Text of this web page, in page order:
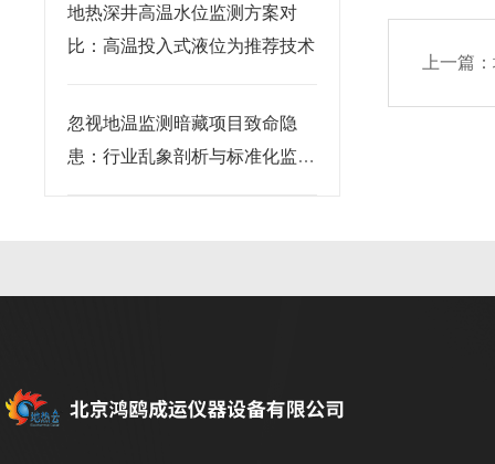
地热深井高温水位监测方案对
比：高温投入式液位为推荐技术
忽视地温监测暗藏项目致命隐
患：行业乱象剖析与标准化监测
上一篇：